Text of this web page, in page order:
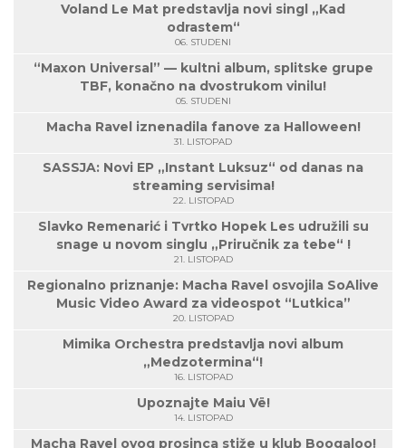
Voland Le Mat predstavlja novi singl „Kad
odrastem“
06. STUDENI
“Maxon Universal” — kultni album, splitske grupe
TBF, konačno na dvostrukom vinilu!
05. STUDENI
Macha Ravel iznenadila fanove za Halloween!
31. LISTOPAD
SASSJA: Novi EP „Instant Luksuz“ od danas na
streaming servisima!
22. LISTOPAD
Slavko Remenarić i Tvrtko Hopek Les udružili su
snage u novom singlu „Priručnik za tebe“ !
21. LISTOPAD
Regionalno priznanje: Macha Ravel osvojila SoAlive
Music Video Award za videospot “Lutkica”
20. LISTOPAD
Mimika Orchestra predstavlja novi album
„Medzotermina“!
16. LISTOPAD
Upoznajte Maiu Vë!
14. LISTOPAD
Macha Ravel ovog prosinca stiže u klub Boogaloo!